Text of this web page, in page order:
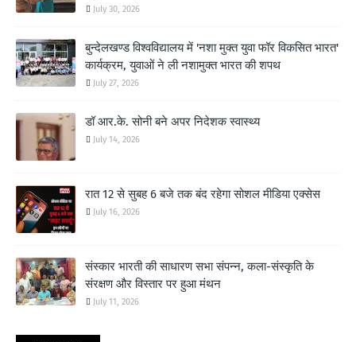
July 30, 2026
बुन्देलखण्ड विश्वविद्यालय में 'नशा मुक्त युवा फॉर विकसित भारत'
कार्यक्रम, युवाओं ने ली नशामुक्त भारत की शपथ
July 27, 2026
डॉ आर.के. सोनी बने अपर निदेशक स्वास्थ्य
July 14, 2026
रात 12 से सुबह 6 बजे तक बंद रहेगा सोशल मीडिया एक्सेस
July 16, 2026
संस्कार भारती की साधारण सभा संपन्न, कला-संस्कृति के
संरक्षण और विस्तार पर हुआ मंथन
July 11, 2026